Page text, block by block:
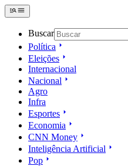
Buscar
Política
Eleições
Internacional
Nacional
Agro
Infra
Esportes
Economia
CNN Money
Inteligência Artificial
Pop